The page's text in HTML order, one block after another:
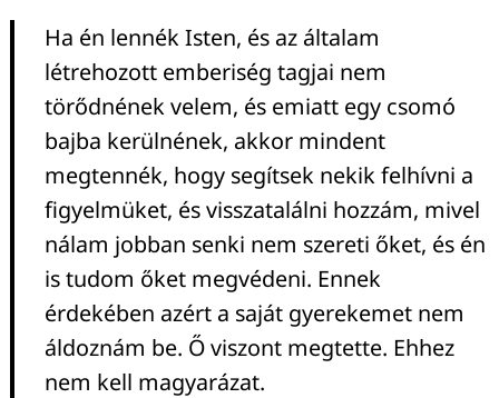
Ha én lennék Isten, és az általam
létrehozott emberiség tagjai nem
törődnének velem, és emiatt egy csomó
bajba kerülnének, akkor mindent
megtennék, hogy segítsek nekik felhívni a
figyelmüket, és visszatalálni hozzám, mivel
nálam jobban senki nem szereti őket, és én
is tudom őket megvédeni. Ennek
érdekében azért a saját gyerekemet nem
áldoznám be. Ő viszont megtette. Ehhez
nem kell magyarázat.